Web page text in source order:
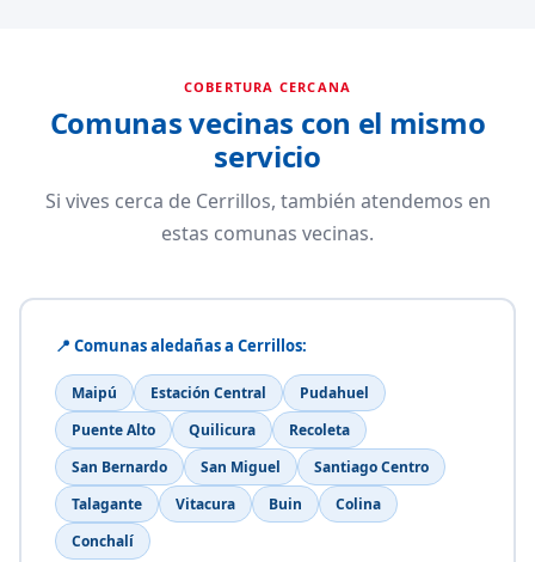
COBERTURA CERCANA
Comunas vecinas con el mismo
servicio
Si vives cerca de Cerrillos, también atendemos en
estas comunas vecinas.
📍 Comunas aledañas a Cerrillos:
Maipú Estación Central
Pudahuel
Puente Alto
Quilicura
Recoleta
San Bernardo
San Miguel
Santiago Centro
Talagante
Vitacura Buin
Colina
Conchalí